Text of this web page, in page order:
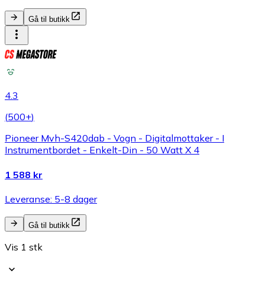
Gå til butikk
4.3
(500+)
Pioneer Mvh-S420dab - Vogn - Digitalmottaker - I
Instrumentbordet - Enkelt-Din - 50 Watt X 4
1 588 kr
Leveranse: 5-8 dager
Gå til butikk
Vis 1 stk